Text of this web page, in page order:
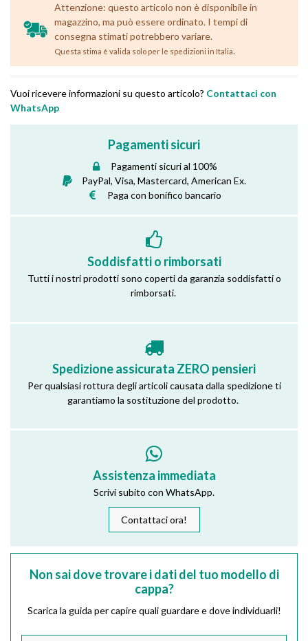
Attenzione: questo articolo non è disponibile in
magazzino, ma può essere ordinato. I tempi di
consegna stimati potrebbero variare.
Questa stima è valida solo per le spedizioni in Italia.
Vuoi ricevere informazioni su questo articolo? Contattaci con
WhatsApp
Pagamenti sicuri
Pagamenti sicuri al 100%
PayPal, Visa, Mastercard, American Ex.
Paga con bonifico bancario
Soddisfatti o rimborsati
Tutti i nostri prodotti sono coperti da garanzia soddisfatti o
rimborsati.
Spedizione assicurata ZERO pensieri
Per qualsiasi rottura degli articoli causata dalla spedizione ti
garantiamo la sostituzione del prodotto.
Assistenza immediata
Scrivi subito con WhatsApp.
Contattaci ora!
Non sai dove trovare i dati del tuo modello di
cappa?
Scarica la guida per capire quali guardare e dove individuarli!